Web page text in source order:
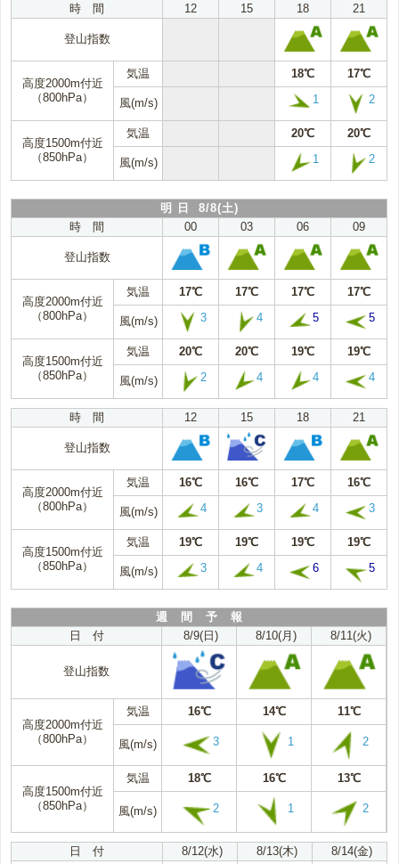
時 間
12 15 18 21
登山指数
高度2000m付近
（800hPa）
気温 18℃ 17℃
風(m/s) 1 2
高度1500m付近
（850hPa）
気温 20℃ 20℃
風(m/s) 1 2
明 日 8/8(土)
時 間
00 03 06 09
登山指数
高度2000m付近
（800hPa）
気温 17℃ 17℃ 17℃ 17℃
風(m/s) 3 4 5 5
高度1500m付近
（850hPa）
気温 20℃ 20℃ 19℃ 19℃
風(m/s) 2 4 4 4
時 間 12 15 18 21
登山指数
高度2000m付近
（800hPa）
気温 16℃ 16℃ 17℃ 16℃
風(m/s) 4 3 4 3
高度1500m付近
（850hPa）
気温 19℃ 19℃ 19℃ 19℃
風(m/s) 3 4 6 5
週 間 予 報
日 付
8/9(日) 8/10(月) 8/11(火)
登山指数
高度2000m付近
（800hPa）
気温 16℃ 14℃ 11℃
風(m/s) 3 1 2
高度1500m付近
（850hPa）
気温 18℃ 16℃ 13℃
風(m/s) 2 1 2
日 付 8/12(水) 8/13(木) 8/14(金)